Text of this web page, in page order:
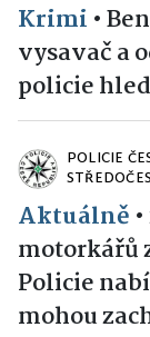
Krimi •
vysavač a
policie
POLICIE
Aktuálně •
motorkářů
Policie
mohou